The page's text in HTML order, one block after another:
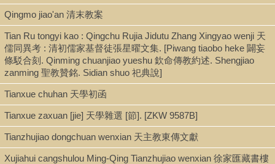
Shelf
Rare Book Stacks
Call Number
BV3415.2.D874 1956
Description
276 p. ; 21 cm
Qingmo jiao'an 清末教案
Tian Ru tongyi kao : Qingchu Rujia Jidutu Zhang Xingyao wenji 天
儒同異考 : 清初儒家基督徒張星曜文集. [Piwang tiaobo heke 闢妄
條駁合刻. Qinming chuanjiao yueshu 欽命傳教約述. Shengjiao
zanming 聖教贊銘. Sidian shuo 祀典說]
Tianxue chuhan 天學初函
Tianxue zaxuan [jie] 天學雜選 [節]. [ZKW 9587B]
Tianzhujiao dongchuan wenxian 天主教東傳文獻
Xujiahui cangshulou Ming-Qing Tianzhujiao wenxian 徐家匯藏書樓